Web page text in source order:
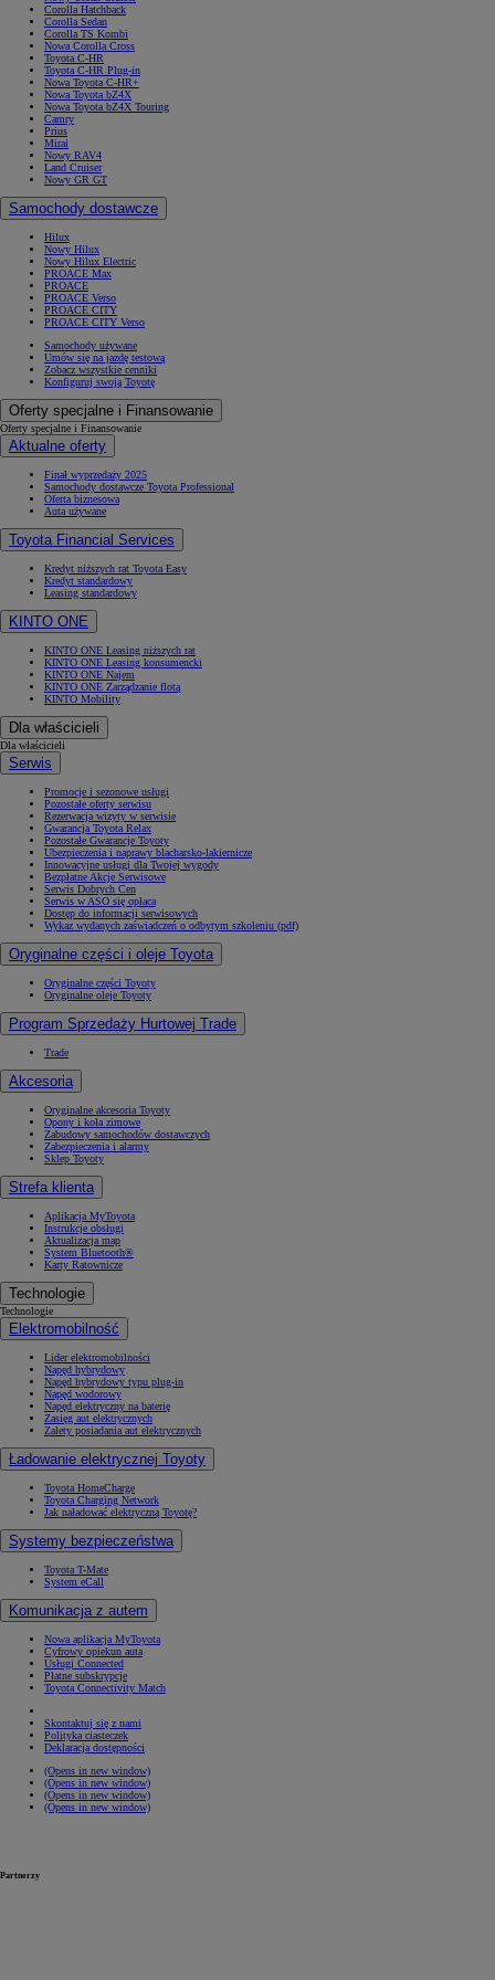
Corolla Hatchback
Corolla Sedan
Corolla TS Kombi
Nowa Corolla Cross
Toyota C-HR
Toyota C-HR Plug-in
Nowa Toyota C-HR+
Nowa Toyota bZ4X
Nowa Toyota bZ4X Touring
Camry
Prius
Mirai
Nowy RAV4
Land Cruiser
Nowy GR GT
Samochody dostawcze
Hilux
Nowy Hilux
Nowy Hilux Electric
PROACE Max
PROACE
PROACE Verso
PROACE CITY
PROACE CITY Verso
Samochody używane
Umów się na jazdę testową
Zobacz wszystkie cenniki
Konfiguruj swoją Toyotę
Oferty specjalne i Finansowanie
Oferty specjalne i Finansowanie
Aktualne oferty
Finał wyprzedaży 2025
Samochody dostawcze Toyota Professional
Oferta biznesowa
Auta używane
Toyota Financial Services
Kredyt niższych rat Toyota Easy
Kredyt standardowy
Leasing standardowy
KINTO ONE
KINTO ONE Leasing niższych rat
KINTO ONE Leasing konsumencki
KINTO ONE Najem
KINTO ONE Zarządzanie flotą
KINTO Mobility
Dla właścicieli
Dla właścicieli
Serwis
Promocje i sezonowe usługi
Pozostałe oferty serwisu
Rezerwacja wizyty w serwisie
Gwarancja Toyota Relax
Pozostałe Gwarancje Toyoty
Ubezpieczenia i naprawy blacharsko-lakiernicze
Innowacyjne usługi dla Twojej wygody
Bezpłatne Akcje Serwisowe
Serwis Dobrych Cen
Serwis w ASO się opłaca
Dostęp do informacji serwisowych
Wykaz wydanych zaświadczeń o odbytym szkoleniu (pdf)
Oryginalne części i oleje Toyota
Oryginalne części Toyoty
Oryginalne oleje Toyoty
Program Sprzedaży Hurtowej Trade
Trade
Akcesoria
Oryginalne akcesoria Toyoty
Opony i koła zimowe
Zabudowy samochodów dostawczych
Zabezpieczenia i alarmy
Sklep Toyoty
Strefa klienta
Aplikacja MyToyota
Instrukcje obsługi
Aktualizacja map
System Bluetooth®
Karty Ratownicze
Technologie
Technologie
Elektromobilność
Lider elektromobilności
Napęd hybrydowy
Napęd hybrydowy typu plug-in
Napęd wodorowy
Napęd elektryczny na baterię
Zasięg aut elektrycznych
Zalety posiadania aut elektrycznych
Ładowanie elektrycznej Toyoty
Toyota HomeCharge
Toyota Charging Network
Jak naładować elektryczną Toyotę?
Systemy bezpieczeństwa
Toyota T-Mate
System eCall
Komunikacja z autem
Nowa aplikacja MyToyota
Cyfrowy opiekun auta
Usługi Connected
Płatne subskrypcje
Toyota Connectivity Match
Skontaktuj się z nami
Polityka ciasteczek
Deklaracja dostępności
(Opens in new window)
(Opens in new window)
(Opens in new window)
(Opens in new window)
Partnerzy